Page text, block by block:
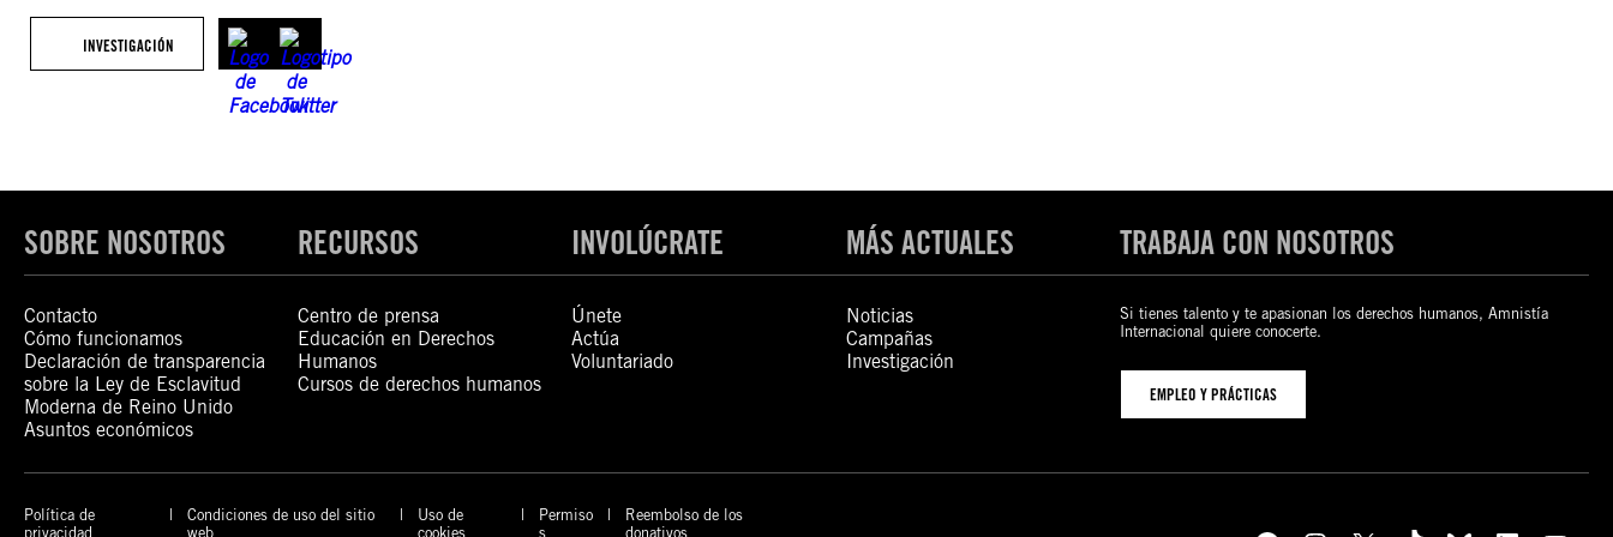
INVESTIGACIÓN
SOBRE NOSOTROS
Contacto
Cómo funcionamos
Declaración de transparencia
sobre la Ley de Esclavitud
Moderna de Reino Unido
Asuntos económicos
RECURSOS
Centro de prensa
Educación en Derechos
Humanos
Cursos de derechos humanos
INVOLÚCRATE
Únete
Actúa
Voluntariado
MÁS ACTUALES
Noticias
Campañas
Investigación
TRABAJA CON NOSOTROS
Si tienes talento y te apasionan los derechos humanos, Amnistía
Internacional quiere conocerte.
EMPLEO Y PRÁCTICAS
Política de
privacidad
Condiciones de uso del sitio
web
Uso de
cookies
Permiso
s
Reembolso de los
donativos